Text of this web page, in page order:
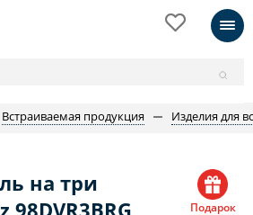
Встраиваемая продукция Изделия для
на три
Подарок